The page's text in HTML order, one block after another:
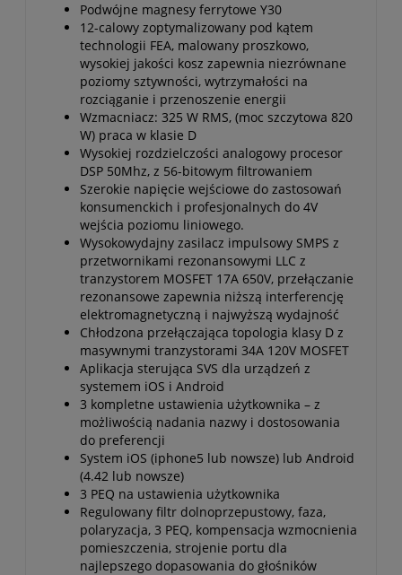
Podwójne magnesy ferrytowe Y30
12-calowy zoptymalizowany pod kątem
technologii FEA, malowany proszkowo,
wysokiej jakości kosz zapewnia niezrównane
poziomy sztywności, wytrzymałości na
rozciąganie i przenoszenie energii
Wzmacniacz: 325 W RMS, (moc szczytowa 820
W) praca w klasie D
Wysokiej rozdzielczości analogowy procesor
DSP 50Mhz, z 56-bitowym filtrowaniem
Szerokie napięcie wejściowe do zastosowań
konsumenckich i profesjonalnych do 4V
wejścia poziomu liniowego.
Wysokowydajny zasilacz impulsowy SMPS z
przetwornikami rezonansowymi LLC z
tranzystorem MOSFET 17A 650V, przełączanie
rezonansowe zapewnia niższą interferencję
elektromagnetyczną i najwyższą wydajność
Chłodzona przełączająca topologia klasy D z
masywnymi tranzystorami 34A 120V MOSFET
Aplikacja sterująca SVS dla urządzeń z
systemem iOS i Android
3 kompletne ustawienia użytkownika – z
możliwością nadania nazwy i dostosowania
do preferencji
System iOS (iphone5 lub nowsze) lub Android
(4.42 lub nowsze)
3 PEQ na ustawienia użytkownika
Regulowany filtr dolnoprzepustowy, faza,
polaryzacja, 3 PEQ, kompensacja wzmocnienia
pomieszczenia, strojenie portu dla
najlepszego dopasowania do głośników